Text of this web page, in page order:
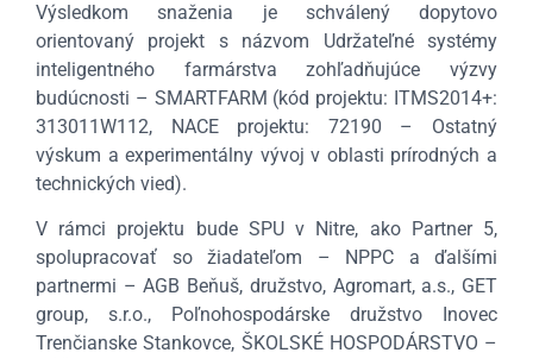
Výsledkom snaženia je schválený dopytovo
orientovaný projekt s názvom Udržateľné systémy
inteligentného farmárstva zohľadňujúce výzvy
budúcnosti – SMARTFARM (kód projektu: ITMS2014+:
313011W112, NACE projektu: 72190 – Ostatný
výskum a experimentálny vývoj v oblasti prírodných a
technických vied).
V rámci projektu bude SPU v Nitre, ako Partner 5,
spolupracovať so žiadateľom – NPPC a ďalšími
partnermi – AGB Beňuš, družstvo, Agromart, a.s., GET
group, s.r.o., Poľnohospodárske družstvo Inovec
Trenčianske Stankovce, ŠKOLSKÉ HOSPODÁRSTVO –